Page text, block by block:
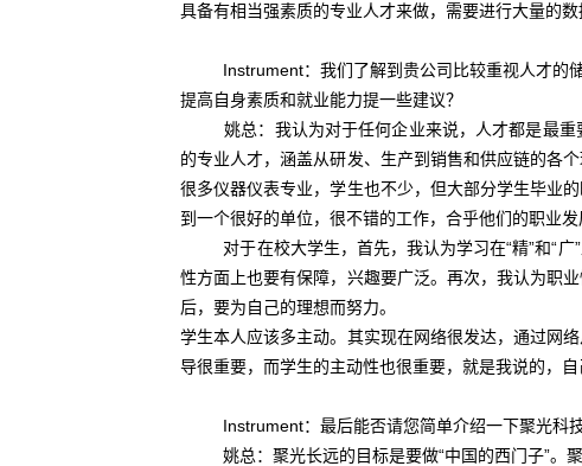
具备有相当强素质的专业人才来做，需要进行大量的
Instrument：我们了解到贵公司比较重视人才的储
提高自身素质和就业能力提一些建议？
姚总：我认为对于任何企业来说，人才都是最重要
的专业人才，涵盖从研发、生产到销售和供应链的各
很多仪器仪表专业，学生也不少，但大部分学生毕业
到一个很好的单位，很不错的工作，合乎他们的职业
对于在校大学生，首先，我认为学习在“精”和“广”
性方面上也要有保障，兴趣要广泛。再次，我认为职
后，要为自己的理想而努力。
学生本人应该多主动。其实现在网络很发达，通过网
导很重要，而学生的主动性也很重要，就是我说的，自
Instrument：最后能否请您简单介绍一下聚光科技
姚总：聚光长远的目标是要做“中国的西门子”。聚